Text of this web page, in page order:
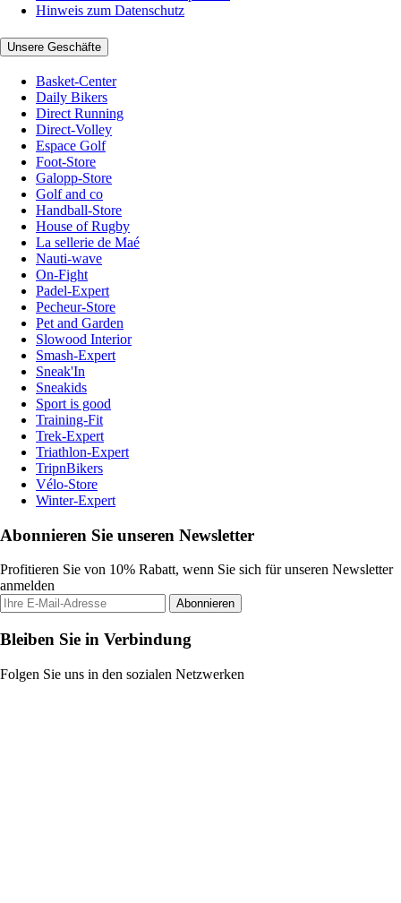
Hinweis zum Datenschutz
Unsere Geschäfte
Basket-Center
Daily Bikers
Direct Running
Direct-Volley
Espace Golf
Foot-Store
Galopp-Store
Golf and co
Handball-Store
House of Rugby
La sellerie de Maé
Nauti-wave
On-Fight
Padel-Expert
Pecheur-Store
Pet and Garden
Slowood Interior
Smash-Expert
Sneak'In
Sneakids
Sport is good
Training-Fit
Trek-Expert
Triathlon-Expert
TripnBikers
Vélo-Store
Winter-Expert
Abonnieren Sie unseren Newsletter
Profitieren Sie von 10% Rabatt, wenn Sie sich für unseren Newsletter
anmelden
Abonnieren
Bleiben Sie in Verbindung
Folgen Sie uns in den sozialen Netzwerken